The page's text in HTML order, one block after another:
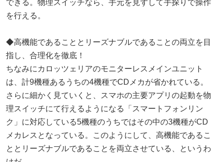
できる。物理スイッチなら、手元を見ずして手探りで操作
を行える。
◆高機能であることとリーズナブルであることの両立を目
指し、合理化を徹底！
ちなみにカロッツェリアのモニターレスメインユニット
は、計9機種あるうちの4機種でCDメカが省かれている。
さらに細かく見ていくと、スマホの主要アプリの起動を物
理スイッチにて行えるようになる「スマートフォンリン
ク」に対応している5機種のうちではその中の3機種がCD
メカレスとなっている。このようにして、高機能であるこ
ととリーズナブルであることを両立させている、というわ